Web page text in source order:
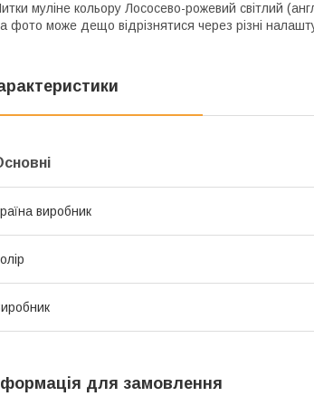
муліне кольору Лососево-рожевий світлий
фото може дещо відрізнятися через різні
виробник
для замовлення